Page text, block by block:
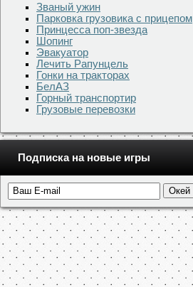
Званый ужин
Парковка грузовика с прицепом
Принцесса поп-звезда
Шопинг
Эвакуатор
Лечить Рапунцель
Гонки на тракторах
БелАЗ
Горный транспортир
Грузовые перевозки
Подписка на новые игры